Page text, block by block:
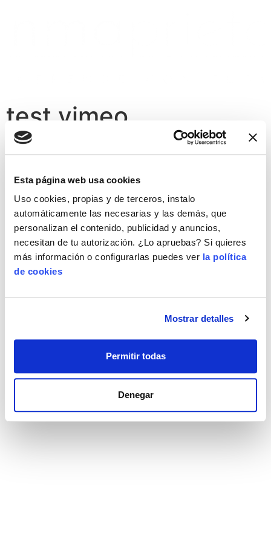
Esta página web usa cookies
Uso cookies, propias y de terceros, instalo
automáticamente las necesarias y las demás, que
personalizan el contenido, publicidad y anuncios,
necesitan de tu autorización. ¿Lo apruebas? Si quieres
más información o configurarlas puedes ver la política
de cookies
Mostrar detalles
Permitir todas
Denegar
test vimeo